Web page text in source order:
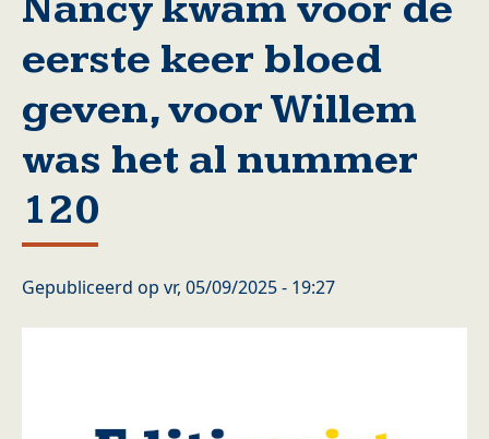
eerste keer bloed
geven, voor Willem
was het al nummer
120
Gepubliceerd op vr, 05/09/2025 - 19:27